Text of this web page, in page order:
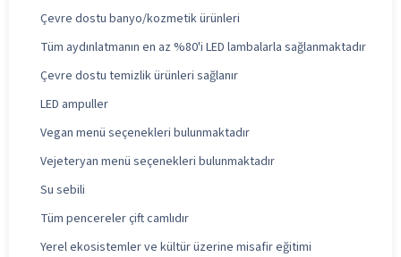
Çevre dostu banyo/kozmetik ürünleri
Tüm aydınlatmanın en az %80'i LED lambalarla sağlanmaktadır
Çevre dostu temizlik ürünleri sağlanır
LED ampuller
Vegan menü seçenekleri bulunmaktadır
Vejeteryan menü seçenekleri bulunmaktadır
Su sebili
Tüm pencereler çift camlıdır
Yerel ekosistemler ve kültür üzerine misafir eğitimi